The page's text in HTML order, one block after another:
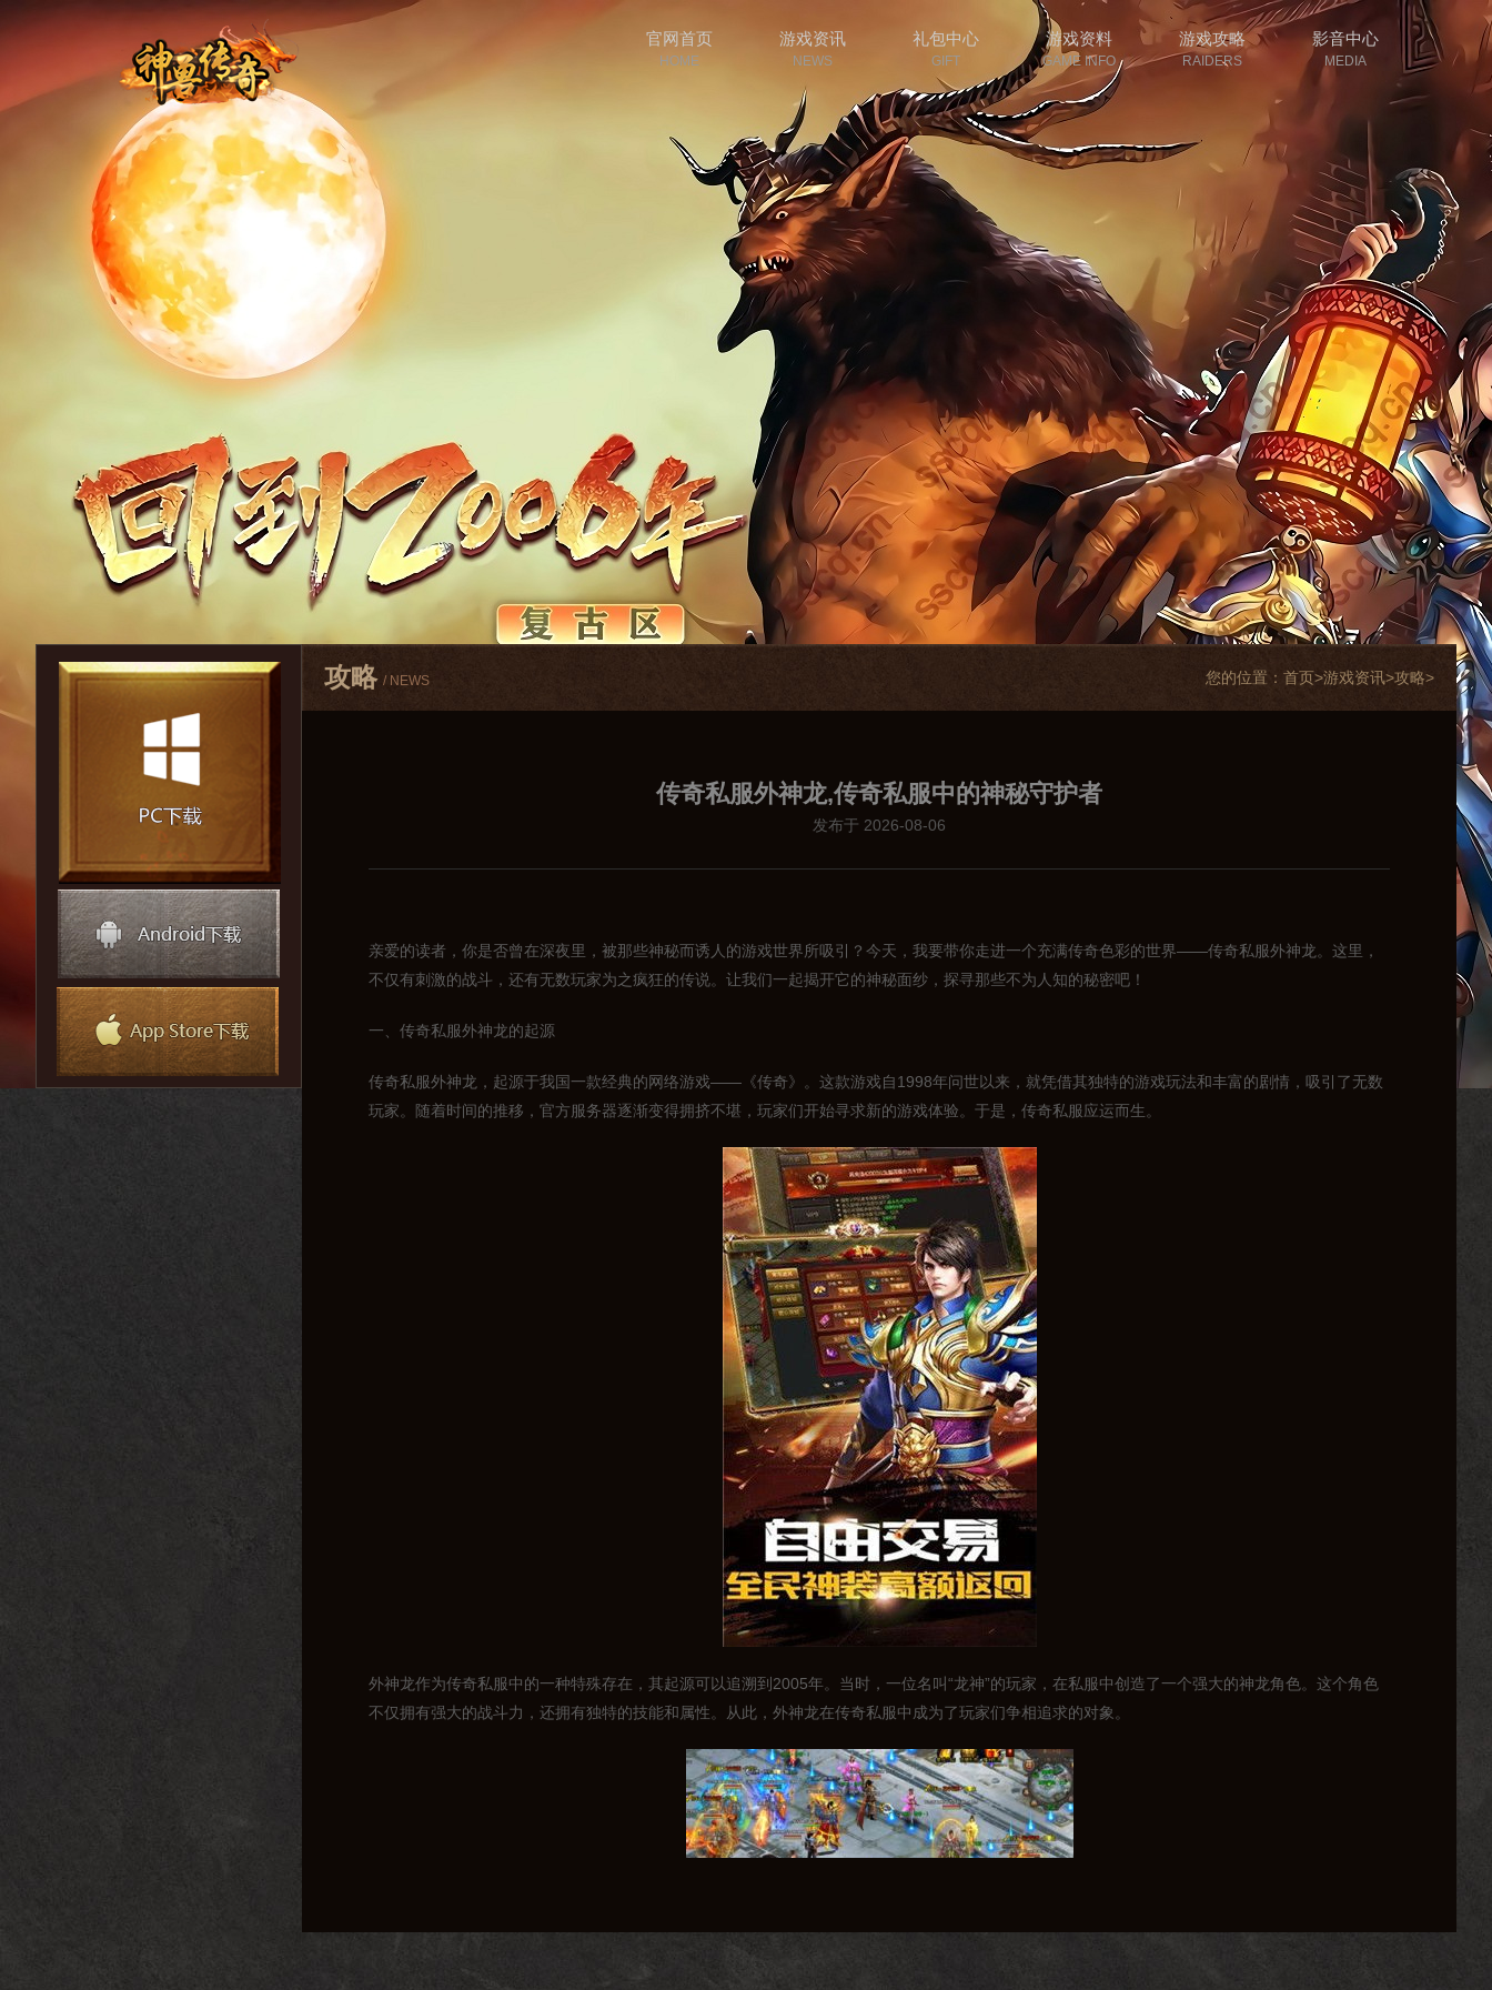
官网首页
HOME
游戏资讯
NEWS
礼包中心
GIFT
游戏资料
GAME INFO
游戏攻略
RAIDERS
影音中心
MEDIA
攻略 / NEWS 您的位置： 首页>游戏资讯>攻略>
传奇私服外神龙,传奇私服中的神秘守护者
发布于 2026-08-06
亲爱的读者，你是否曾在深夜里，被那些神秘而诱人的游戏世界所吸引？今天，我要带你走进一个充满传奇色彩的世界——传奇私服外神龙。这里，
不仅有刺激的战斗，还有无数玩家为之疯狂的传说。让我们一起揭开它的神秘面纱，探寻那些不为人知的秘密吧！
一、传奇私服外神龙的起源
传奇私服外神龙，起源于我国一款经典的网络游戏——《传奇》。这款游戏自1998年问世以来，就凭借其独特的游戏玩法和丰富的剧情，吸引了无数
玩家。随着时间的推移，官方服务器逐渐变得拥挤不堪，玩家们开始寻求新的游戏体验。于是，传奇私服应运而生。
外神龙作为传奇私服中的一种特殊存在，其起源可以追溯到2005年。当时，一位名叫“龙神”的玩家，在私服中创造了一个强大的神龙角色。这个角色
不仅拥有强大的战斗力，还拥有独特的技能和属性。从此，外神龙在传奇私服中成为了玩家们争相追求的对象。